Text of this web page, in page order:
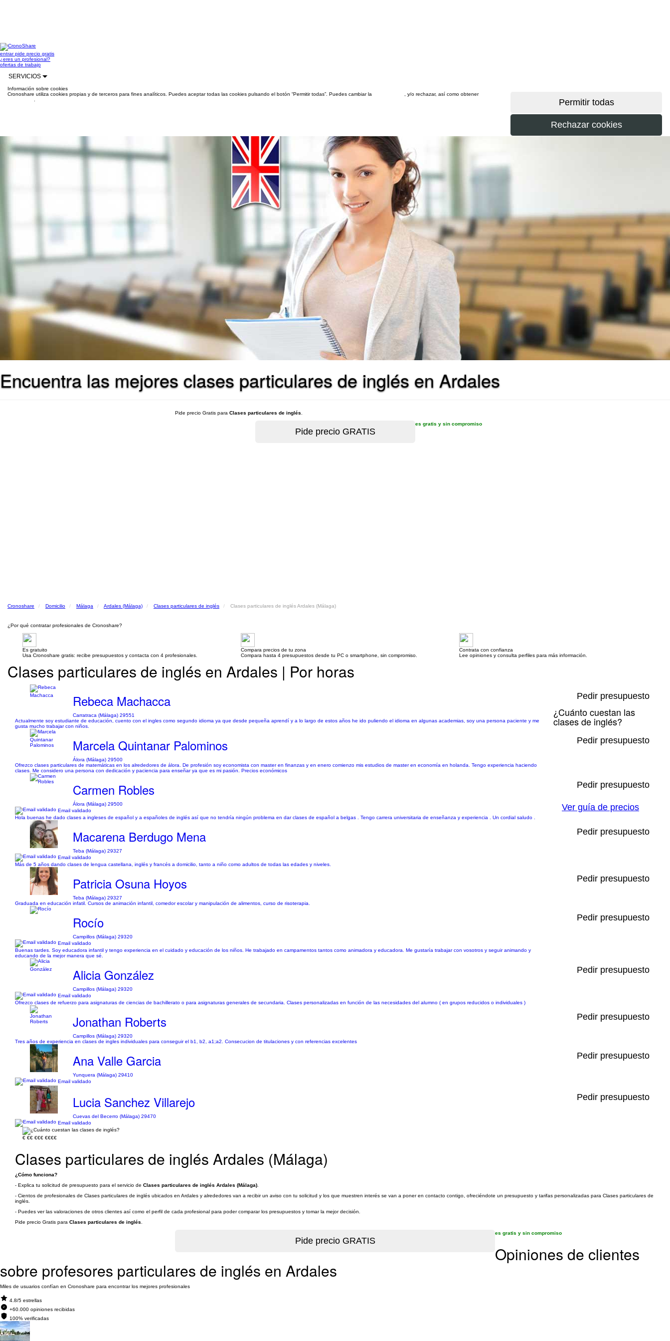
entrarpide precio gratis
¿eres un profesional?
ofertas de trabajo
SERVICIOS
Información sobre cookies
Cronoshare utiliza cookies propias y de terceros para fines analíticos. Puedes aceptar todas las cookies pulsando el botón “Permitir todas”. Puedes cambiar la
, y/o rechazar, así como obtener
Encuentra las mejores clases particulares de inglés en Ardales
Pide precio Gratis para Clases particulares de inglés
es gratis y sin compromiso
Cronoshare Domicilio Málaga Ardales (Málaga) Clases particulares de inglés Clases particulares de inglés Ardales (Málaga)
¿Por qué contratar profesionales de Cronoshare?
Es gratuito
Usa Cronoshare gratis: recibe presupuestos y contacta con 4 profesionales.
Compara precios de tu zona
Compara hasta 4 presupuestos desde tu PC o smartphone, sin compromiso.
Contrata con confianza
Lee opiniones y consulta perfiles para más información.
Clases particulares de inglés en Ardales | Por horas
Rebeca Machacca
Carratraca (Málaga) 29551
Actualmente soy estudiante de educación, cuento con el ingles como segundo idioma ya que desde pequeña aprendí y a lo largo de estos años he ido puliendo el idioma en algunas academias, soy una persona paciente y me
gusta mucho trabajar con niños.
Pedir presupuesto
Marcela Quintanar Palominos
Álora (Málaga) 29500
Ofrezco clases particulares de matemáticas en los alrededores de álora. De profesión soy economista con master en finanzas y en enero comienzo mis estudios de master en economía en holanda. Tengo experiencia haciendo
clases. Me considero una persona con dedicación y paciencia para enseñar ya que es mi pasión. Precios económicos
Pedir presupuesto
Carmen Robles
Álora (Málaga) 29500
Email validado
Hola buenas he dado clases a ingleses de español y a españoles de inglés así que no tendría ningún problema en dar clases de español a belgas . Tengo carrera universitaria de enseñanza y experiencia . Un cordial saludo .
Pedir presupuesto
Macarena Berdugo Mena
Teba (Málaga) 29327
Email validado
Más de 5 años dando clases de lengua castellana, inglés y francés a domicilio, tanto a niño como adultos de todas las edades y niveles.
Pedir presupuesto
Patricia Osuna Hoyos
Teba (Málaga) 29327
Graduada en educación infatil. Cursos de animación infantil, comedor escolar y manipulación de alimentos, curso de risoterapia.
Pedir presupuesto
Rocío
Campillos (Málaga) 29320
Email validado
Buenas tardes. Soy educadora infantil y tengo experiencia en el cuidado y educación de los niños. He trabajado en campamentos tantos como animadora y educadora. Me gustaría trabajar con vosotros y seguir animando y
educando de la mejor manera que sé.
Pedir presupuesto
Alicia González
Campillos (Málaga) 29320
Email validado
Ofrezco clases de refuerzo para asignaturas de ciencias de bachillerato o para asignaturas generales de secundaria. Clases personalizadas en función de las necesidades del alumno ( en grupos reducidos o individuales )
Pedir presupuesto
Jonathan Roberts
Campillos (Málaga) 29320
Tres años de experiencia en clases de ingles individuales para conseguir el b1, b2, a1;a2. Consecucion de titulaciones y con referencias excelentes
Pedir presupuesto
Ana Valle Garcia
Yunquera (Málaga) 29410
Email validado
Pedir presupuesto
Lucia Sanchez Villarejo
Cuevas del Becerro (Málaga) 29470
Email validado
Pedir presupuesto
¿Cuánto cuestan las
clases de inglés?
Ver guía de precios
€ €€ €€€ €€€€
Clases particulares de inglés Ardales (Málaga)
¿Cómo funciona?
- Explica tu solicitud de presupuesto para el servicio de Clases particulares de inglés Ardales (Málaga)
- Cientos de profesionales de Clases particulares de inglés ubicados en Ardales y alrededores van a recibir un aviso con tu solicitud y los que muestren interés se van a poner en contacto contigo, ofreciéndote un presupuesto y tarifas personalizadas para Clases particulares de
inglés.
- Puedes ver las valoraciones de otros clientes así como el perfil de cada profesional para poder comparar los presupuestos y tomar la mejor decisión.
Pide precio Gratis para Clases particulares de inglés
es gratis y sin compromiso
Opiniones de clientes
sobre profesores particulares de inglés en Ardales
Miles de usuarios confían en Cronoshare para encontrar los mejores profesionales
4.8/5 estrellas
+60.000 opiniones recibidas
100% verificadas